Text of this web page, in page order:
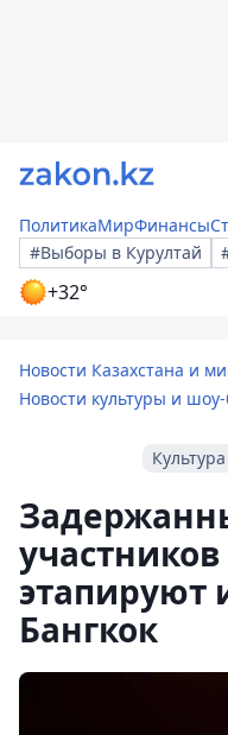
ПолитикаМирФинансы
#Выборы в Курултай
+32°
Новости Казахстана и
Новости культуры и
этапируют
Бангкок